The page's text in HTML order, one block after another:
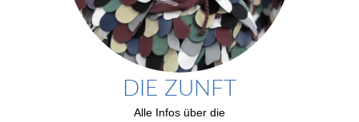
DIE ZUNFT
Alle Infos über die